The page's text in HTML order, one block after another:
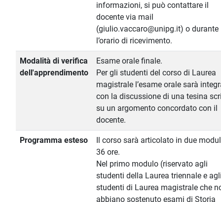
informazioni, si può contattare il
docente via mail
(giulio.vaccaro@unipg.it) o durante
l’orario di ricevimento.
Modalità di verifica
dell'apprendimento
Esame orale finale.
Per gli studenti del corso di Laurea
magistrale l’esame orale sarà
con la discussione di una tesina
su un argomento concordato con il
docente.
Programma esteso
Il corso sarà articolato in due
36 ore.
Nel primo modulo (riservato agli
studenti della Laurea triennale e
studenti di Laurea magistrale che
abbiano sostenuto esami di Storia